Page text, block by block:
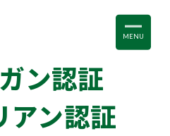
MENU
ン認証
アン認証